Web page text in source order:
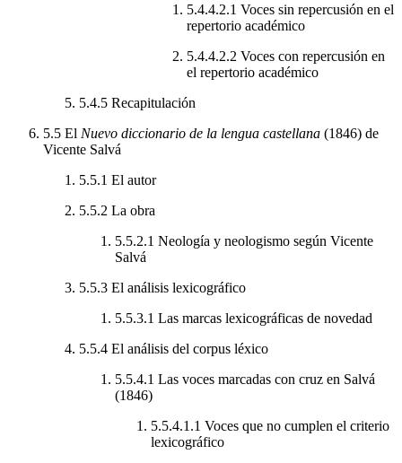
5.4.4.2.1 Voces sin repercusión en el
repertorio académico
5.4.4.2.2 Voces con repercusión en
el repertorio académico
5.4.5 Recapitulación
5.5 El Nuevo diccionario de la lengua castellana (1846) de
Vicente Salvá
5.5.1 El autor
5.5.2 La obra
5.5.2.1 Neología y neologismo según Vicente
Salvá
5.5.3 El análisis lexicográfico
5.5.3.1 Las marcas lexicográficas de novedad
5.5.4 El análisis del corpus léxico
5.5.4.1 Las voces marcadas con cruz en Salvá
(1846)
5.5.4.1.1 Voces que no cumplen el criterio
lexicográfico